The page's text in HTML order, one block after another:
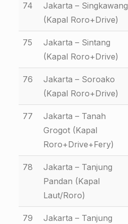
74
Jakarta – Singkawang
(Kapal Roro+Drive)
75
Jakarta – Sintang
(Kapal Roro+Drive)
76
Jakarta – Soroako
(Kapal Roro+Drive)
77
Jakarta – Tanah
Grogot (Kapal
Roro+Drive+Fery)
78
Jakarta – Tanjung
Pandan (Kapal
Laut/Roro)
79
Jakarta – Tanjung